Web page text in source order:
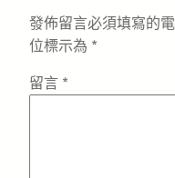
發佈留言必須填寫的
位標示為 *
留言 *